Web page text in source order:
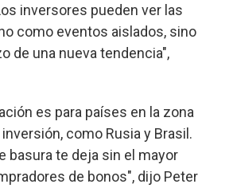
inversores pueden ver las
como eventos aislados, sino
de una nueva tendencia",
es para países en la zona
como Rusia y Brasil.
basura te deja sin el mayor
de bonos", dijo Peter